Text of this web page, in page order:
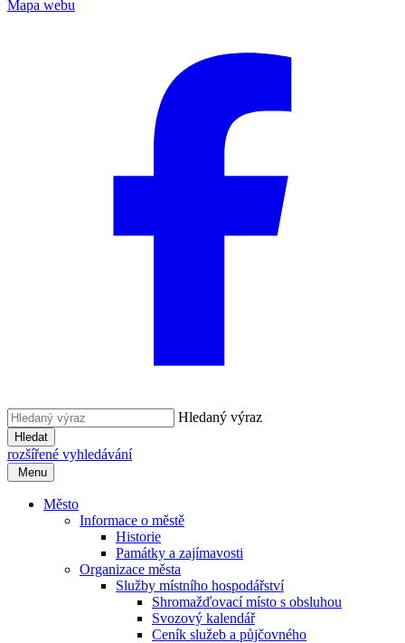
Mapa webu
Hledaný výraz
Hledat
rozšířené vyhledávání
Menu
Město
Informace o městě
Historie
Památky a zajímavosti
Organizace města
Služby místního hospodářství
Shromažďovací místo s obsluhou
Svozový kalendář
Ceník služeb a půjčovného